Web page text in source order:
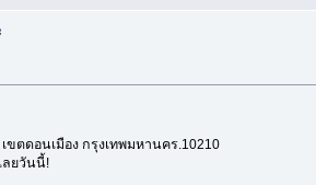
ขตดอนเมือง กรุงเทพมหานคร.10210
ลยวันนี้!